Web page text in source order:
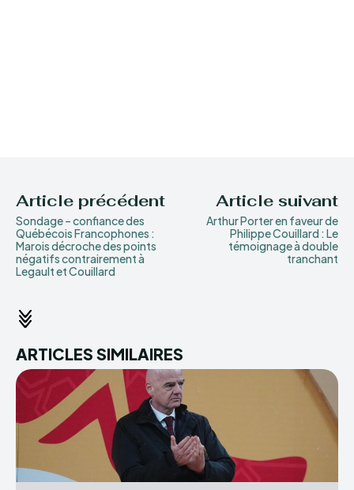
Article précédent
Sondage – confiance des
Québécois Francophones :
Marois décroche des points
négatifs contrairement à
Legault et Couillard
Article suivant
Arthur Porter en faveur de
Philippe Couillard : Le
témoignage à double
tranchant
ARTICLES SIMILAIRES